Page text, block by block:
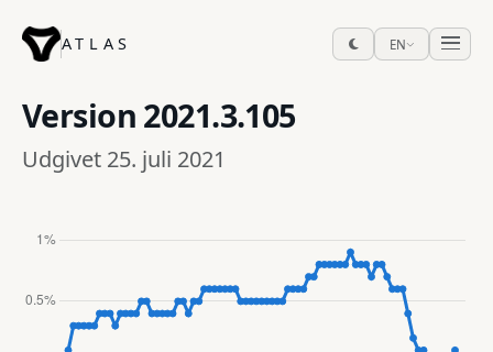
ATLAS EN
Version 2021.3.105
Udgivet 25. juli 2021